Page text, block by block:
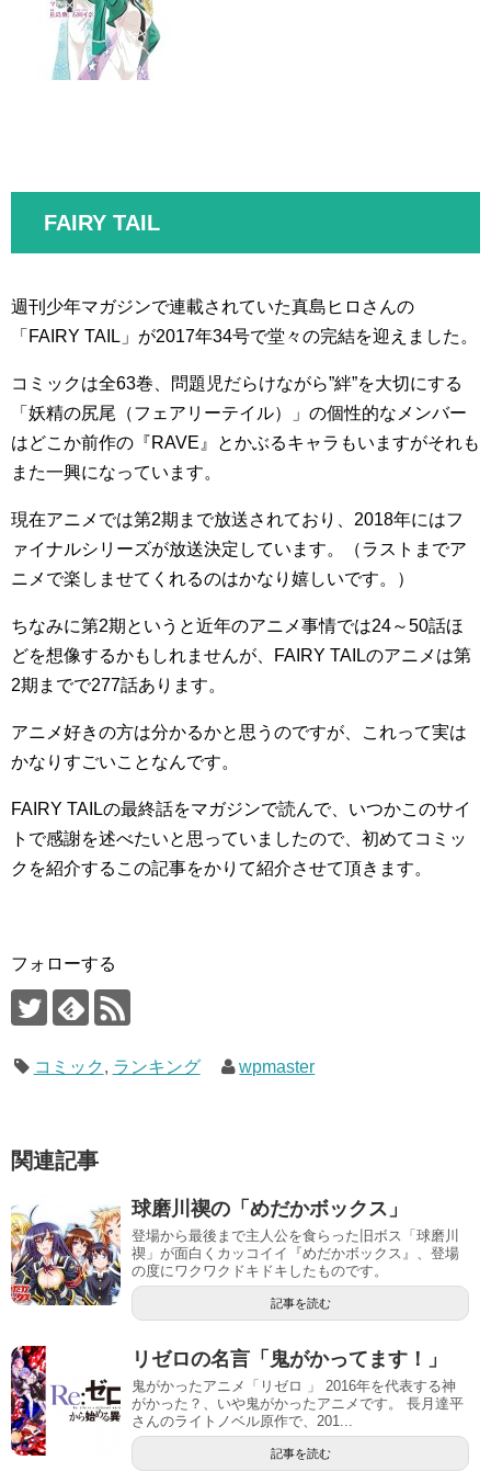
FAIRY TAIL
週刊少年マガジンで連載されていた真島ヒロさんの
「FAIRY TAIL」が2017年34号で堂々の完結を迎えました。
コミックは全63巻、問題児だらけながら”絆”を大切にする
「妖精の尻尾（フェアリーテイル）」の個性的なメンバー
はどこか前作の『RAVE』とかぶるキャラもいますがそれも
また一興になっています。
現在アニメでは第2期まで放送されており、2018年にはフ
ァイナルシリーズが放送決定しています。（ラストまでア
ニメで楽しませてくれるのはかなり嬉しいです。）
ちなみに第2期というと近年のアニメ事情では24～50話ほ
どを想像するかもしれませんが、FAIRY TAILのアニメは第
2期までで277話あります。
アニメ好きの方は分かるかと思うのですが、これって実は
かなりすごいことなんです。
FAIRY TAILの最終話をマガジンで読んで、いつかこのサイ
トで感謝を述べたいと思っていましたので、初めてコミッ
クを紹介するこの記事をかりて紹介させて頂きます。
フォローする
コミック , ランキング wpmaster
関連記事
球磨川禊の「めだかボックス」
登場から最後まで主人公を食らった旧ボス「球磨川
禊」が面白くカッコイイ『めだかボックス』、登場
の度にワクワクドキドキしたものです。
記事を読む
リゼロの名言「鬼がかってます！」
鬼がかったアニメ「リゼロ 」 2016年を代表する神
がかった？、いや鬼がかったアニメです。 長月達平
さんのライトノベル原作で、201...
記事を読む